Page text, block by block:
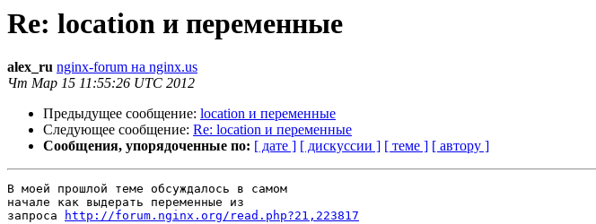
Re: location и переменные
alex_ru nginx-forum на nginx.us
Чт Мар 15 11:55:26 UTC 2012
Предыдущее сообщение: location и переменные
Следующее сообщение: Re: location и переменные
Сообщения, упорядоченные по: [ дате ] [ дискуссии ] [ теме ] [ автору ]
В моей прошлой теме обсуждалось в самом
начале как выдерать переменные из
запроса
http://forum.nginx.org/read.php?21,223817